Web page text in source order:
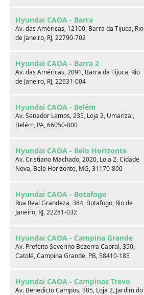
Hyundai CAOA - Barra
Av. das Américas, 12100, Barra da Tijuca, Rio
de Janeiro, RJ, 22790-702
Hyundai CAOA - Barra 2
Av. das Américas, 2091, Barra da Tijuca, Rio
de Janeiro, RJ, 22631-004
Hyundai CAOA - Belém
Av. Senador Lemos, 235, Loja 2, Umarizal,
Belém, PA, 66050-000
Hyundai CAOA - Belo Horizonte
Av. Cristiano Machado, 2020, Loja 2, Cidade
Nova, Belo Horizonte, MG, 31170-800
Hyundai CAOA - Botafogo
Rua Real Grandeza, 384, Botafogo, Rio de
Janeiro, RJ, 22281-032
Hyundai CAOA - Campina Grande
Av. Prefeito Severino Bezerra Cabral, 350,
Catolé, Campina Grande, PB, 58410-185
Hyundai CAOA - Campinas Trevo
Av. Benedicto Campos, 385, Loja 2, Jardim do
1.0 TGDI FLEX COMFORT AUTOMÁTICO
2023 67.777 km
Hyundai CAOA - Niterói
Saiba mais